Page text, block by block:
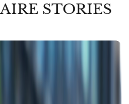
STORIES